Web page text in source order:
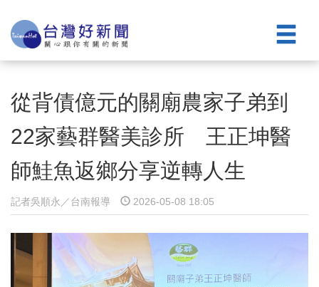
從背債億元的關廟農家子弟到
22家藝群醫美診所 王正坤醫
師鮭魚返鄉分享逆轉人生
記者吳順永／台南報導 2026-05-08 18:05